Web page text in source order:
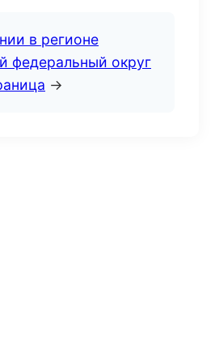
в регионе
федеральный округ
→